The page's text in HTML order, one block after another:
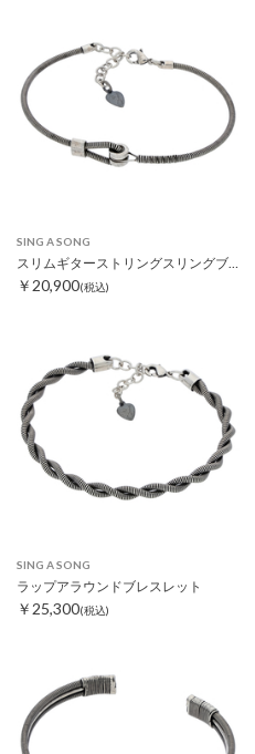
SING A SONG
スリムギターストリングスリングブレス
￥20,900(税込)
SING A SONG
ラップアラウンドブレスレット
￥25,300(税込)